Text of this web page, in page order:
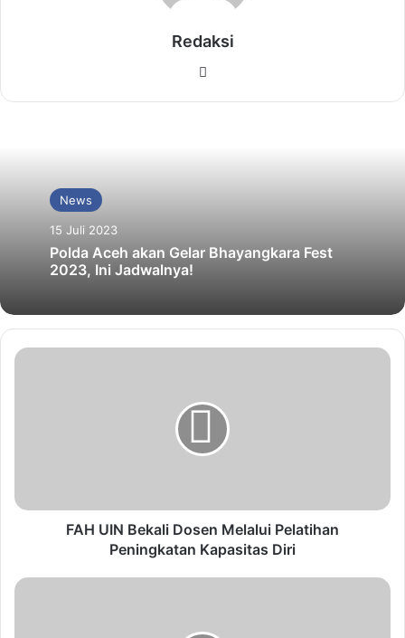
Redaksi
News
15 Juli 2023
Polda Aceh akan Gelar Bhayangkara Fest
2023, Ini Jadwalnya!
FAH UIN Bekali Dosen Melalui Pelatihan
Peningkatan Kapasitas Diri